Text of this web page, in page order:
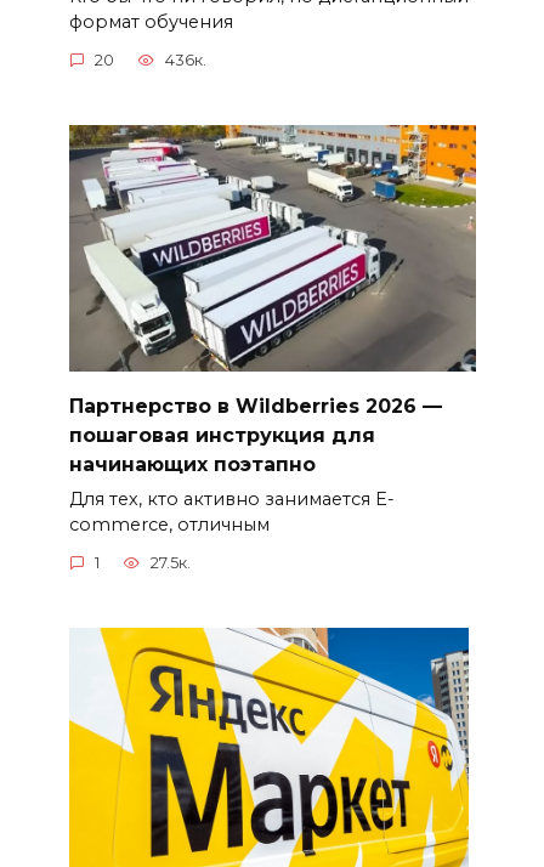
формат обучения
20 436к.
Партнерство в Wildberries 2026 —
пошаговая инструкция для
начинающих поэтапно
Для тех, кто активно занимается E-
commerce, отличным
1 27.5к.